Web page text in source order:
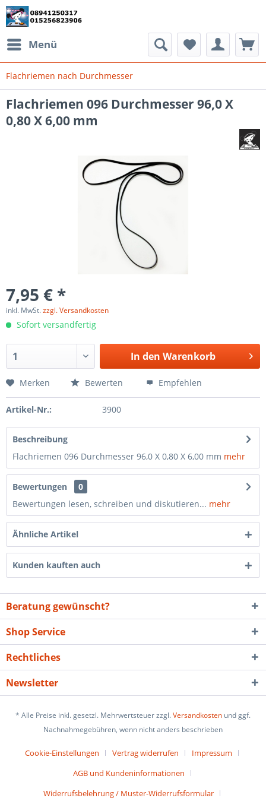
Menü
Flachriemen nach Durchmesser
Flachriemen 096 Durchmesser 96,0 X
0,80 X 6,00 mm
7,95 € *
inkl. MwSt.zzgl. Versandkosten
Sofort versandfertig
In den Warenkorb
Merken Bewerten Empfehlen
Artikel-Nr.: 3900
Beschreibung
Flachriemen 096 Durchmesser 96,0 X 0,80 X 6,00 mm mehr
Bewertungen
0
Bewertungen lesen, schreiben und diskutieren... mehr
Ähnliche Artikel
Kunden kauften auch
Beratung gewünscht?
Shop Service
Rechtliches
Newsletter
* Alle Preise inkl. gesetzl. Mehrwertsteuer zzgl.Versandkosten und ggf.
Nachnahmegebühren, wenn nicht anders beschrieben
Cookie-Einstellungen Vertrag widerrufen
Impressum
AGB und Kundeninformationen
Widerrufsbelehrung / Muster-Widerrufsformular